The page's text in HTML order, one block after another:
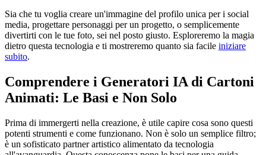
Sia che tu voglia creare un'immagine del profilo unica per i social
media, progettare personaggi per un progetto, o semplicemente
divertirti con le tue foto, sei nel posto giusto. Esploreremo la magia
dietro questa tecnologia e ti mostreremo quanto sia facile iniziare
subito.
Comprendere i Generatori IA di Cartoni
Animati: Le Basi e Non Solo
Prima di immergerti nella creazione, è utile capire cosa sono questi
potenti strumenti e come funzionano. Non è solo un semplice filtro;
è un sofisticato partner artistico alimentato da tecnologia